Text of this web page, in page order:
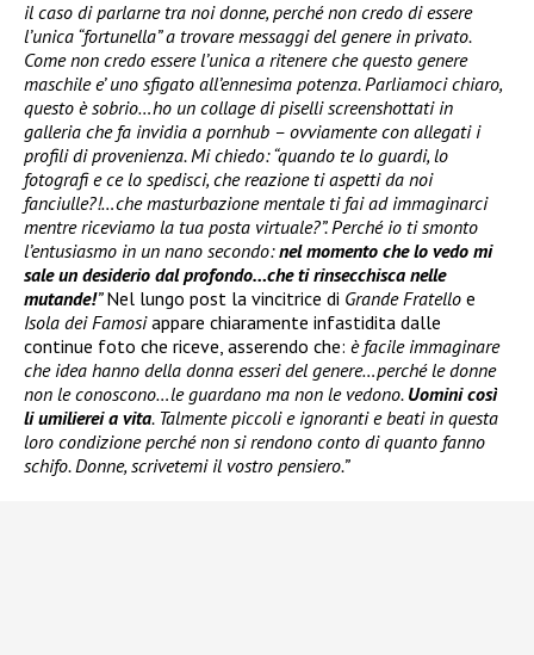
il caso di parlarne tra noi donne, perché non credo di essere
l’unica “fortunella” a trovare messaggi del genere in privato.
Come non credo essere l’unica a ritenere che questo genere
maschile e’ uno sfigato all’ennesima potenza. Parliamoci chiaro,
questo è sobrio…ho un collage di piselli screenshottati in
galleria che fa invidia a pornhub – ovviamente con allegati i
profili di provenienza. Mi chiedo: “quando te lo guardi, lo
fotografi e ce lo spedisci, che reazione ti aspetti da noi
fanciulle?!…che masturbazione mentale ti fai ad immaginarci
mentre riceviamo la tua posta virtuale?”. Perché io ti smonto
l’entusiasmo in un nano secondo:nel momento che lo vedo mi
sale un desiderio dal profondo…che ti rinsecchisca nelle
mutande!”Nel lungo post la vincitrice di Grande Fratello e
Isola dei Famosiappare chiaramente infastidita dalle
continue foto che riceve, asserendo che: è facile immaginare
che idea hanno della donna esseri del genere…perché le donne
non le conoscono…le guardano ma non le vedono. Uomini così
li umilierei a vita. Talmente piccoli e ignoranti e beati in questa
loro condizione perché non si rendono conto di quanto fanno
schifo. Donne, scrivetemi il vostro pensiero.”